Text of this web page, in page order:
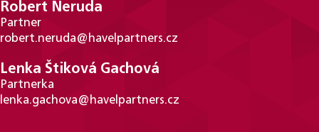
Robert Neruda
Partner
robert.neruda@havelpartners.cz
Lenka Štiková Gachová
Partnerka
lenka.gachova@havelpartners.cz